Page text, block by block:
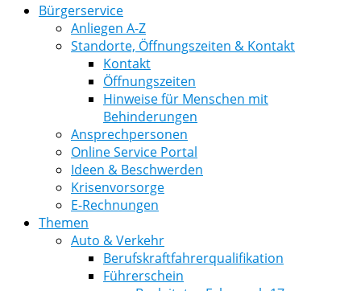
Bürgerservice
Anliegen A-Z
Standorte, Öffnungszeiten & Kontakt
Kontakt
Öffnungszeiten
Hinweise für Menschen mit
Behinderungen
Ansprechpersonen
Online Service Portal
Ideen & Beschwerden
Krisenvorsorge
E-Rechnungen
Themen
Auto & Verkehr
Berufskraftfahrerqualifikation
Führerschein